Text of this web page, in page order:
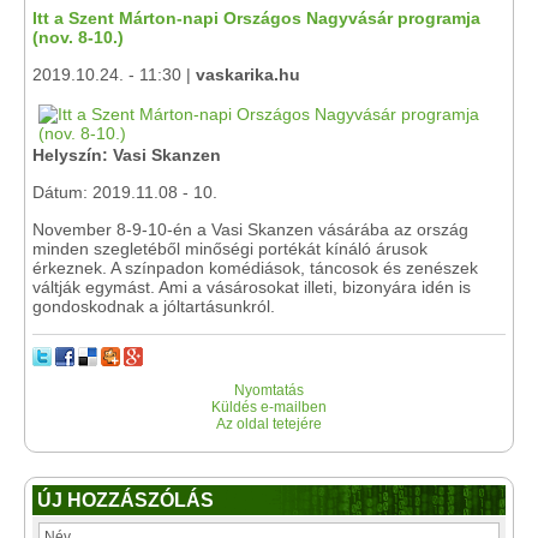
Itt a Szent Márton-napi Országos Nagyvásár programja
(nov. 8-10.)
2019.10.24. - 11:30 | vaskarika.hu
Helyszín: Vasi Skanzen
Dátum: 2019.11.08 - 10.
November 8-9-10-én a Vasi Skanzen vásárába az ország
minden szegletéből minőségi portékát kínáló árusok
érkeznek. A színpadon komédiások, táncosok és zenészek
váltják egymást. Ami a vásárosokat illeti, bizonyára idén is
gondoskodnak a jóltartásunkról.
Nyomtatás
Küldés e-mailben
Az oldal tetejére
ÚJ HOZZÁSZÓLÁS